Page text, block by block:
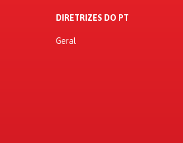
DIRETRIZES DO PT
Geral